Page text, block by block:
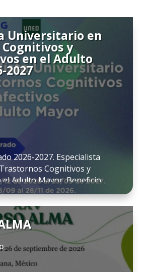
Universitario en
y
en el Adulto
2027
2026-2027. Especialista
Cognitivos y
el Adulto Mayor. Beneficio
SEMEG: 30% de descuento
aplicado conforme al
entre la UNED y SEMEG).
del 8 de septiembre al 28 de
Modalidad: online con
[…]